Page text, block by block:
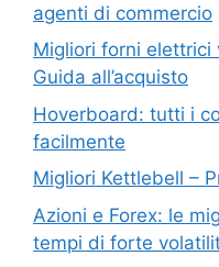
agenti di commercio
Migliori forni elettrici
Guida all’acquisto
Hoverboard: tutti i
facilmente
Migliori Kettlebell –
Azioni e Forex: le
tempi di forte